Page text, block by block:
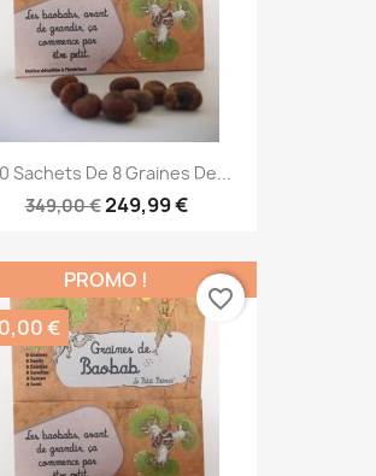
Sachets De 8 Graines De...
349,00 €249,99 €
PROMO !
€
favorite_border